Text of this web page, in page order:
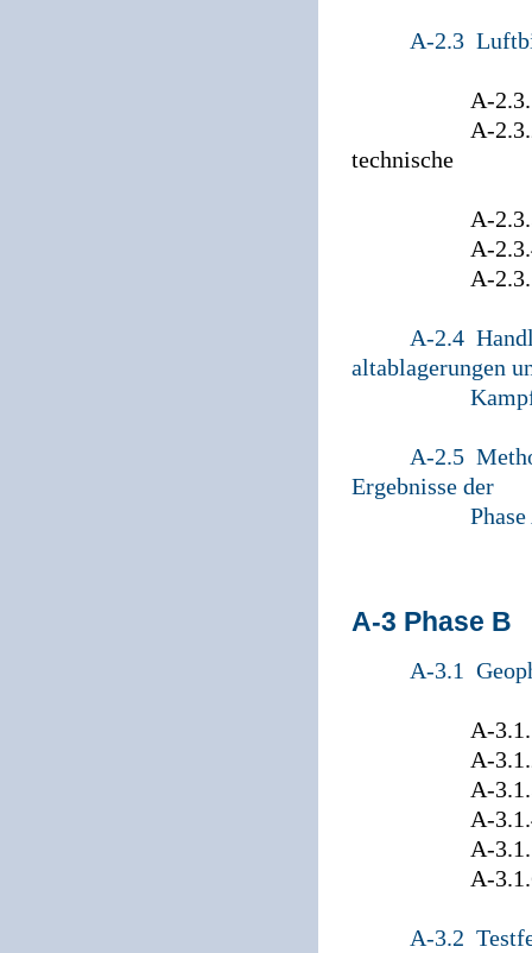
A-2.3
A-2.3.1
A-2.3.2
technische
A-2.3.3
A-2.3.4
A-2.3.5
A-2.4
altablagerungen
A-2.5
Ergebnisse der
A-3 Phase B
A-3.1
A-3.1.1
A-3.1.2
A-3.1.3
A-3.1.4
A-3.1.5
A-3.1.6
A-3.2